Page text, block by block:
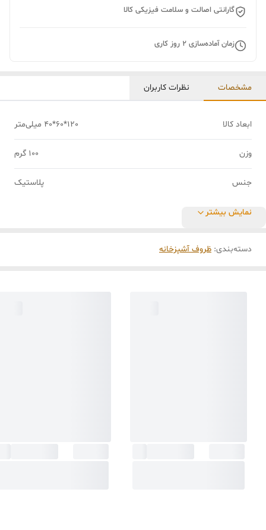
گارانتی اصالت و سلامت فیزیکی کالا
زمان آماده‌سازی 2 روز کاری
مشخصات نظرات کاربران
ابعاد کالا 120*60*40 میلی‌متر
وزن 100 گرم
جنس پلاستیک
نمایش بیشتر
دسته‌بندی: ظروف آشپزخانه